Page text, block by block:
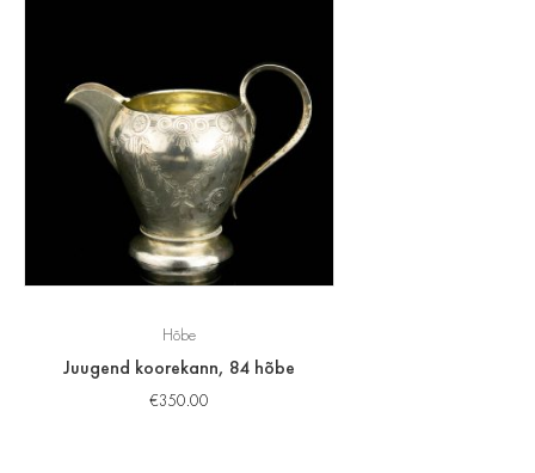
Hõbe
Juugend koorekann, 84 hõbe
€350.00